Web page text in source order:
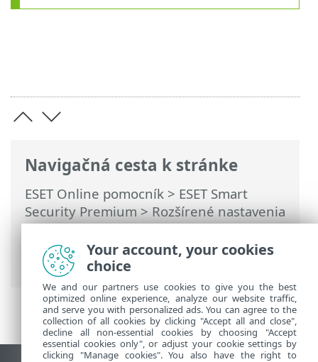
Navigačná cesta k stránke
ESET Online pomocník > ESET Smart
Security Premium>Rozšírené nastavenia
>Kontroly>Ochrana s podporou cloudu
> Filter vylúčení pre ochranu s podporou
cloudu
Your account, your cookies
choice
We and our partners use cookies to give you the best
optimized online experience, analyze our website traffic,
and serve you with personalized ads. You can agree to the
collection of all cookies by clicking "Accept all and close",
decline all non-essential cookies by choosing "Accept
essential cookies only", or adjust your cookie settings by
clicking "Manage cookies". You also have the right to